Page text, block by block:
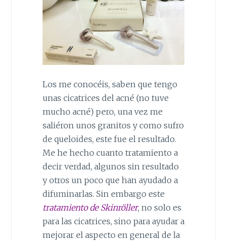
Los me conocéis, saben que tengo
unas cicatrices del acné (no tuve
mucho acné) pero, una vez me
saliéron unos granitos y como sufro
de queloides, este fue el resultado.
Me he hecho cuanto tratamiento a
decir verdad, algunos sin resultado
y otros un poco que han ayudado a
difuminarlas. Sin embargo este
tratamiento de Skinröller, no solo es
para las cicatrices, sino para ayudar a
mejorar el aspecto en general de la